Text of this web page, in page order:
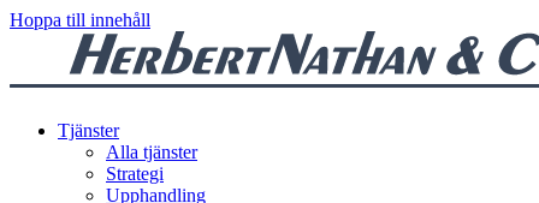
Hoppa till innehåll
Tjänster
Alla tjänster
Strategi
Upphandling